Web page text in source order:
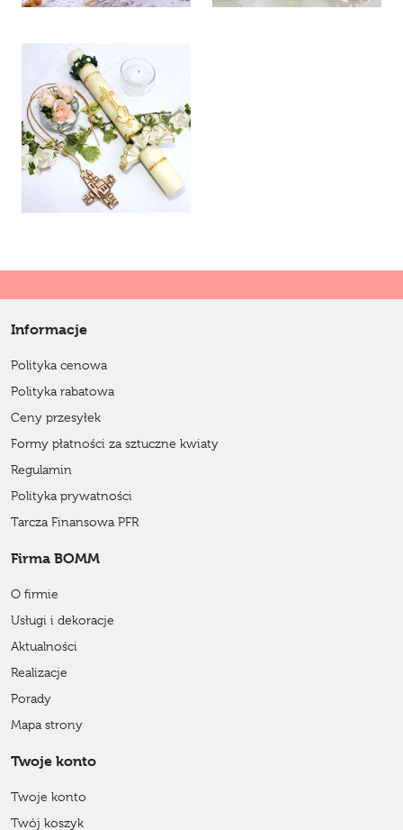
Informacje
Polityka cenowa
Polityka rabatowa
Ceny przesyłek
Formy płatności za sztuczne kwiaty
Regulamin
Polityka prywatności
Tarcza Finansowa PFR
Firma BOMM
O firmie
Usługi i dekoracje
Aktualności
Realizacje
Porady
Mapa strony
Twoje konto
Twoje konto
Twój koszyk